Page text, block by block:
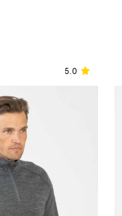
5.0